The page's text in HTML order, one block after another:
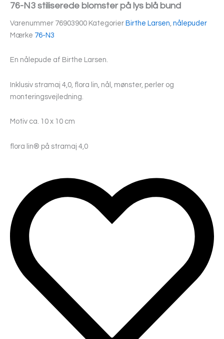
76-N3 stiliserede blomster på lys blå bund
Varenummer 76903900 Kategorier Birthe Larsen nålepuder
Mærke 76-N3
En nålepude af Birthe Larsen.
Inklusiv stramaj 4,0, flora lin, nål, mønster, perler og
monteringsvejledning.
Motiv ca. 10 x 10 cm
flora lin® på stramaj 4,0